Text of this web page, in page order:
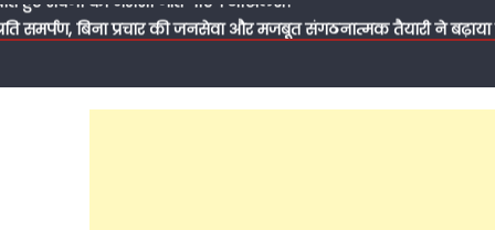
प्रति समर्पण, बिना प्रचार की जनसेवा और मजबूत संगठनात्मक तैयारी ने
हुआ मुश्किल; फरीदपुर में सपा नेता चंद्रसेन सागर क्यों बन रहे हैं सबसे
पोस्टर भी सोशल मीडिया पर करवा दिए वायरल, पढ़ें कैसे बरेली कैंट